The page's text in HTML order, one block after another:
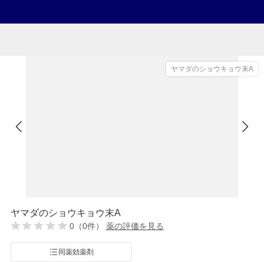
ヤマダのショウキョウ末A
ヤマダのショウキョウ末A
0（0件） 薬の評価を見る
同薬効薬剤